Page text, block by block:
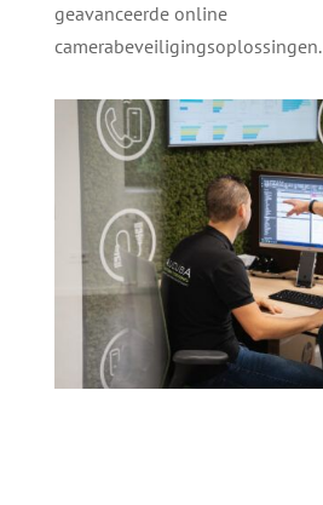
geavanceerde online
camerabeveiligingsoplossingen.